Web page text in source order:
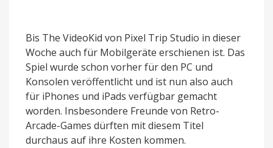
Bis The VideoKid von Pixel Trip Studio in dieser
Woche auch für Mobilgeräte erschienen ist. Das
Spiel wurde schon vorher für den PC und
Konsolen veröffentlicht und ist nun also auch
für iPhones und iPads verfügbar gemacht
worden. Insbesondere Freunde von Retro-
Arcade-Games dürften mit diesem Titel
durchaus auf ihre Kosten kommen.